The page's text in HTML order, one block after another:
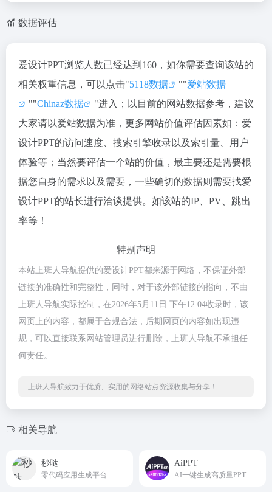
数据评估
爱设计PPT浏览人数已经达到160，如你需要查询该站的
相关权重信息，可以点击"5118数据 ""爱站数据
""Chinaz数据
"进入；以目前的网站数据参考，建议
大家请以爱站数据为准，更多网站价值评估因素如：爱
设计PPT的访问速度、搜索引擎收录以及索引量、用户
体验等；当然要评估一个站的价值，最主要还是需要根
据您自身的需求以及需要，一些确切的数据则需要找爱
设计PPT的站长进行洽谈提供。如该站的IP、PV、跳出
率等！
特别声明
本站上班人导航提供的爱设计PPT都来源于网络，不保证外部
链接的准确性和完整性，同时，对于该外部链接的指向，不由
上班人导航实际控制，在2026年5月11日 下午12:04收录时，该
网页上的内容，都属于合规合法，后期网页的内容如出现违
规，可以直接联系网站管理员进行删除，上班人导航不承担任
何责任。
上班人导航致力于优质、实用的网络站点资源收集与分享！
相关导航
秒哒
零代码应用生成平台
AiPPT
AI一键生成高质量PPT